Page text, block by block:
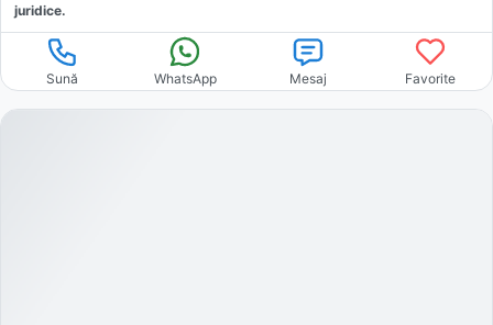
juridice.
Sună WhatsApp Mesaj Favorite